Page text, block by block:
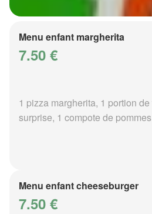
Menu enfant margherita
7.50 €
1 pizza margherita, 1 portion
surprise, 1 compote de
Menu enfant cheeseburger
7.50 €